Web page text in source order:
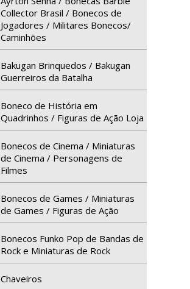
Collector Brasil / Bonecos de
Jogadores / Militares Bonecos/
Caminhões
Bakugan Brinquedos / Bakugan
Guerreiros da Batalha
Boneco de História em
Quadrinhos / Figuras de Ação Loja
Bonecos de Cinema / Miniaturas
de Cinema / Personagens de
Filmes
Bonecos de Games / Miniaturas
de Games / Figuras de Ação
Bonecos Funko Pop de Bandas de
Rock e Miniaturas de Rock
Chaveiros